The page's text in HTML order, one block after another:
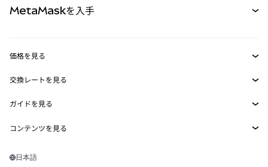
RWA
MetaMask Connect
Snaps
Web3サービス
MetaMaskを入手
セキュリティ
サポート
キャリア
価格を見る
イーサリアムの価格
Solanaの価格
Tetherの価格
交換レートを見る
ETH→USD
USDT→INR
BTC→INR
ガイドを見る
ETHの購入
コンテンツを見る
Solanaウォレット
日本語